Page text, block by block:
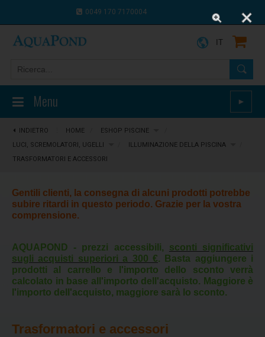
0049 170 7170004
Menu ►
IT
INDIETRO HOME ESHOP PISCINE
LUCI, SCREMOLATORI, UGELLI
ILLUMINAZIONE DELLA PISCINA
TRASFORMATORI E ACCESSORI
Gentili clienti, la consegna di alcuni prodotti potrebbe
subire ritardi in questo periodo. Grazie per la vostra
comprensione.
AQUAPOND - prezzi accessibili, sconti significativi
sugli acquisti superiori a 300 €. Basta aggiungere i
prodotti al carrello e l'importo dello sconto verrà
calcolato in base all'importo dell'acquisto. Maggiore è
l'importo dell'acquisto, maggiore sarà lo sconto.
Trasformatori e accessori